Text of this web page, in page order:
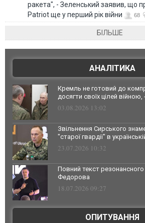
ракета", - Зеленський заявив, що
Patriot ще у перший рік війни
68
БІЛЬШЕ
АНАЛІТИКА
Кремль не готовий до
досягти своїх цілей
03.08.2026 13:02
Звільнення Сирського
"старої гвардії" в
23.07.2026 10:32
Повний текст
Федорова
18.07.2026 09:27
ОПИТУВАННЯ